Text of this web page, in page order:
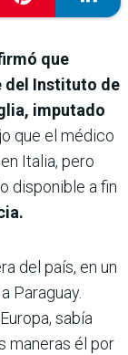
que
del Instituto de
imputado
que el médico
Italia, pero
disponible a fin
del país, en un
Paraguay.
sabía
maneras él por